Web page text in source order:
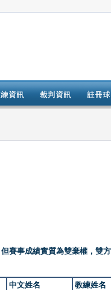
賽事成績實質為雙棄權，雙
中文姓名 教練姓名